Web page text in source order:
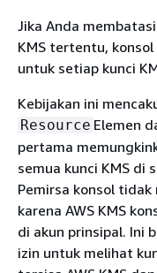
Jika Anda
KMS tertentu,
untuk setiap kunci
Kebijakan ini
Resource Elemen
pertama
semua kunci KMS di
Pemirsa konsol
karena AWS KMS
di akun prinsipal. Ini
izin untuk melihat